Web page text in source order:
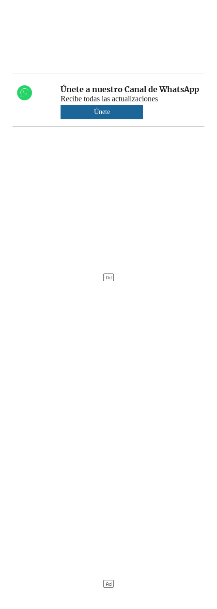
Únete a nuestro Canal de WhatsApp
Recibe todas las actualizaciones
Únete